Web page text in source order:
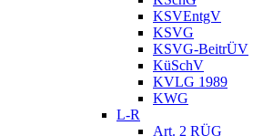
KSVEntgV
KSVG
KSVG-BeitrÜV
KüSchV
KVLG 1989
KWG
L-R
Art. 2 RÜG